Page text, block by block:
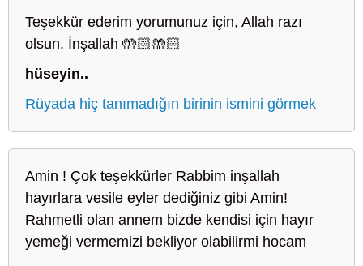
Teşekkür ederim yorumunuz için, Allah razı
olsun. İnşallah 🤲🏻🤲🏻
hüseyin..
Rüyada hiç tanımadığın birinin ismini görmek
Amin ! Çok teşekkürler Rabbim inşallah
hayırlara vesile eyler dediğiniz gibi Amin!
Rahmetli olan annem bizde kendisi için hayır
yemeği vermemizi bekliyor olabilirmi hocam